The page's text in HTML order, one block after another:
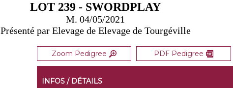
LOT 239 - SWORDPLAY
M. 04/05/2021
Présenté par Elevage de Elevage de Tourgéville
Zoom Pedigree PDF Pedigree
INFOS / DÉTAILS